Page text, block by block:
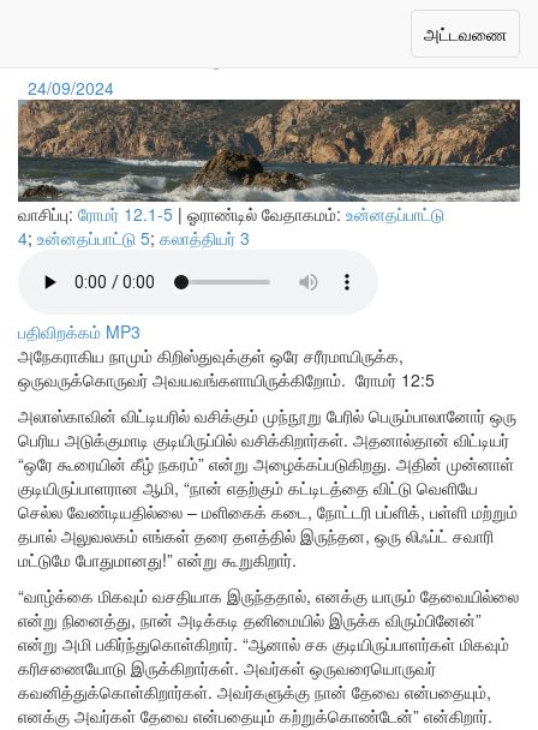
Toggle
navigation
அட்டவணை
கிறிஸ்துவில் ஒன்றுபட்டவர்களாய்
24/09/2024
வாசிப்பு: ரோமர் 12.1-5 | ஓராண்டில் வேதாகமம்: உன்னதப்பாட்டு
4; உன்னதப்பாட்டு 5; கலாத்தியர் 3
பதிவிறக்கம் MP3
அநேகராகிய நாமும் கிறிஸ்துவுக்குள் ஒரே சரீரமாயிருக்க,
ஒருவருக்கொருவர் அவயவங்களாயிருக்கிறோம். ரோமர் 12:5
அலாஸ்காவின் விட்டியரில் வசிக்கும் முந்நூறு பேரில் பெரும்பாலானோர் ஒரு
பெரிய அடுக்குமாடி குடியிருப்பில் வசிக்கிறார்கள். அதனால்தான் விட்டியர்
“ஒரே கூரையின் கீழ் நகரம்” என்று அழைக்கப்படுகிறது. அதின் முன்னாள்
குடியிருப்பாளரான ஆமி, “நான் எதற்கும் கட்டிடத்தை விட்டு வெளியே
செல்ல வேண்டியதில்லை – மளிகைக் கடை, நோட்டரி பப்ளிக், பள்ளி மற்றும்
தபால் அலுவலகம் எங்கள் தரை தளத்தில் இருந்தன, ஒரு லிஃப்ட் சவாரி
மட்டுமே போதுமானது!” என்று கூறுகிறார்.
“வாழ்க்கை மிகவும் வசதியாக இருந்ததால், எனக்கு யாரும் தேவையில்லை
என்று நினைத்து, நான் அடிக்கடி தனிமையில் இருக்க விரும்பினேன்”
என்று அமி பகிர்ந்துகொள்கிறார். “ஆனால் சக குடியிருப்பாளர்கள் மிகவும்
கரிசணையோடு இருக்கிறார்கள். அவர்கள் ஒருவரையொருவர்
கவனித்துக்கொள்கிறார்கள். அவர்களுக்கு நான் தேவை என்பதையும்,
எனக்கு அவர்கள் தேவை என்பதையும் கற்றுக்கொண்டேன்” என்கிறார்.